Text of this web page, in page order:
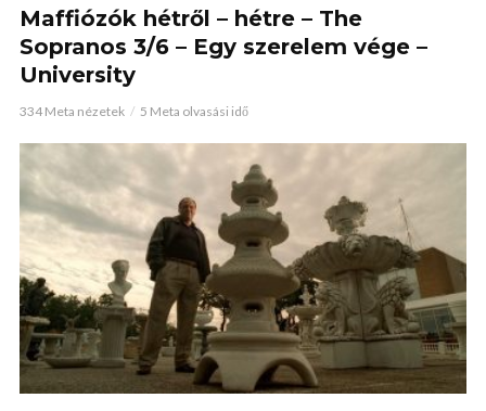
Maffiózók hétről – hétre – The
Sopranos 3/6 – Egy szerelem vége –
University
334 Meta nézetek 5 Meta olvasási idő